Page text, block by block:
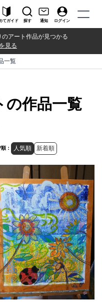
てガイド 探す 通知 ログイン
アート作品が見つかる
見る
一覧
の作品一覧
： 人気順 新着順